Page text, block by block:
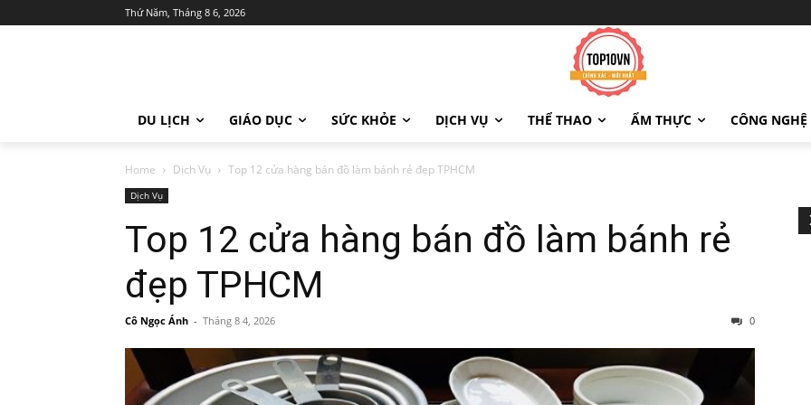
Thứ Năm, Tháng 8 6, 2026
DU LỊCH GIÁO DỤC SỨC KHỎE DỊCH VỤ THỂ THAO ẨM THỰC CÔNG NGHỆ
Home Dịch Vụ Top 12 cửa hàng bán đồ làm bánh rẻ đẹp TPHCM
Dịch Vụ
Top 12 cửa hàng bán đồ làm bánh rẻ
đẹp TPHCM
Cô Ngọc Ánh - Tháng 8 4, 2026 0